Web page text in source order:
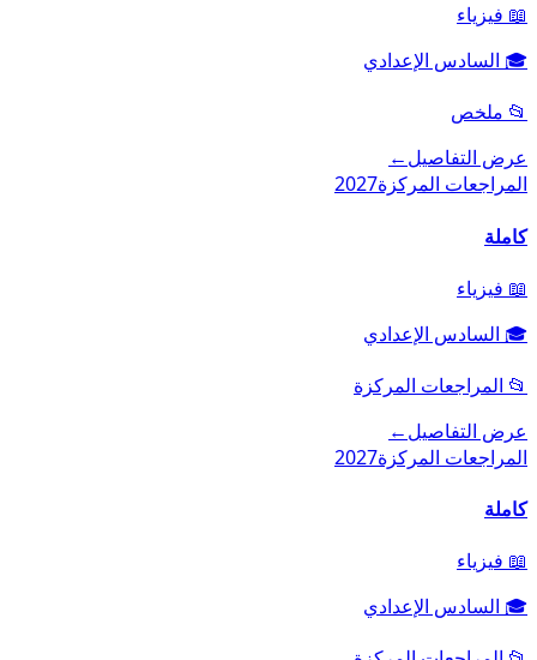
📖 فيزياء
🎓 السادس الإعدادي
📂 ملخص
عرض التفاصيل←
المراجعات المركزة2027
كاملة
📖 فيزياء
🎓 السادس الإعدادي
📂 المراجعات المركزة
عرض التفاصيل←
المراجعات المركزة2027
كاملة
📖 فيزياء
🎓 السادس الإعدادي